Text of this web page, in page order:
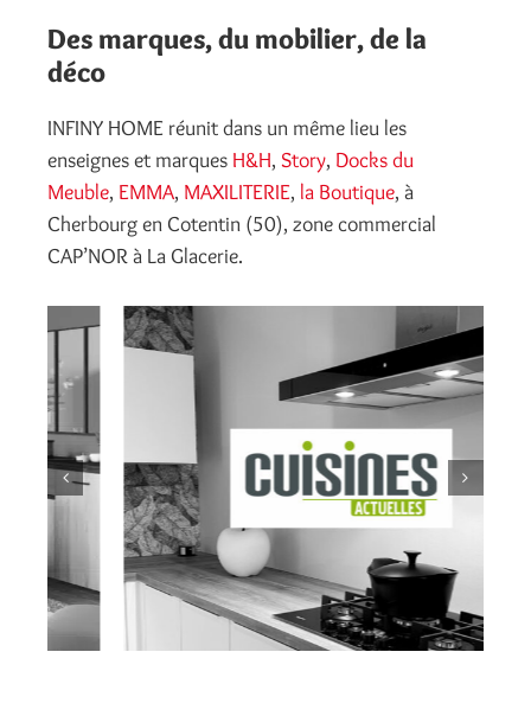
Des marques, du mobilier, de la
déco
INFINY HOME réunit dans un même lieu les
enseignes et marques H&H,Story, Docks du
Meuble, EMMA, MAXILITERIE, la Boutique, à
Cherbourg en Cotentin (50), zone commercial
CAP’NOR à La Glacerie.